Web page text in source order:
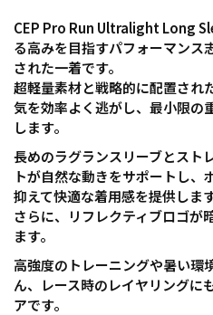
CEP Pro Run Ultralight Long
る高みを目指すパフォーマンス
された一着です。
超軽量素材と戦略的に配置され
気を効率よく逃がし、最小限の
します。
長めのラグランスリーブとスト
トが自然な動きをサポートし、
抑えて快適な着用感を提供します
さらに、リフレクティブロゴが
ます。
高強度のトレーニングや暑い環
ん、レース時のレイヤリングに
アです。